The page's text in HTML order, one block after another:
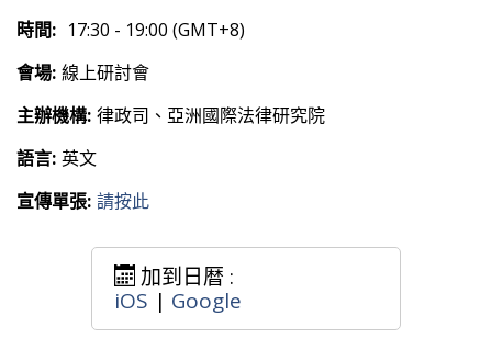
時間: 17:30 - 19:00 (GMT+8)
會場: 線上研討會
主辦機構: 律政司、亞洲國際法律研究院
語言: 英文
宣傳單張: 請按此
加到日暦 :
iOS | Google